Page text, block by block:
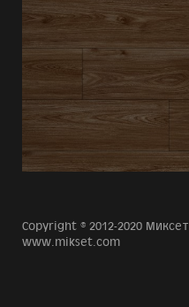
Copyright © 2012-2020 Миксет
www.mikset.com